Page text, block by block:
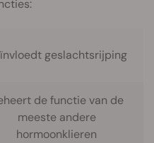
geslachtsrijping
de functie van de
meeste andere
hormoonklieren